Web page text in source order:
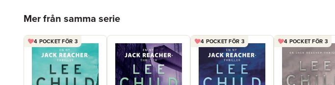
Mer från samma serie
4 POCKET FÖR 3 4 POCKET FÖR 3 4 POCKET FÖR 3